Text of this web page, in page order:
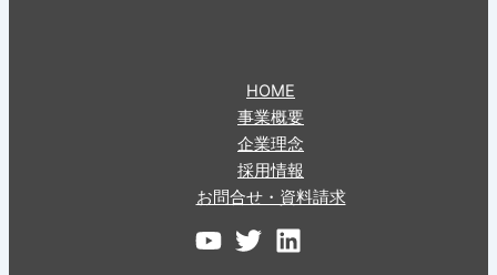
HOME
事業概要
企業理念
採用情報
お問合せ・資料請求